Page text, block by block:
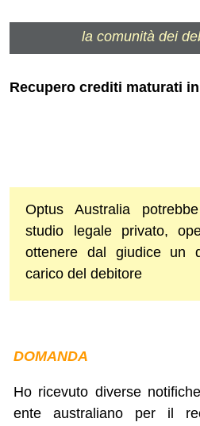
la comunità dei
Recupero crediti maturati
Optus Australia
studio legale privato,
ottenere dal giudice un
carico del debitore
DOMANDA
Ho ricevuto diverse
ente australiano per il